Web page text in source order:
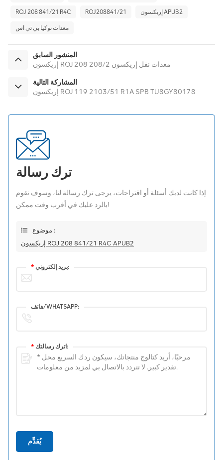
ROJ 208 841/21 R4C ROJ208841/21 إريكسون APUB2
معدات نوكيا بي تي اس
المنشور السابق
إريكسون ROJ 208 208/2 معدات نقل إريكسون
المشاركة التالية
إريكسون ROJ 119 2103/51 R1A SPB TU8GY80178
ترك رسالة
إذا كانت لديك أسئلة أو اقتراحات، يرجى ترك رسالة لنا، وسوف نقوم
بالرد عليك في أقرب وقت ممكن!
موضوع :
إريكسون ROJ 208 841/21 R4C APUB2
* بريد إلكتروني:
هاتف/WHATSAPP:
* اترك رسالتك:
يُقدِّم